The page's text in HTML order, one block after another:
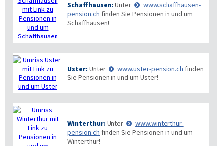
Schaffhausen: Unter
www.schaffhausen-
pension.ch finden Sie Pensionen in und um
Schaffhausen!
Uster: Unter www.uster-pension.ch finden
Sie Pensionen in und um Uster!
Winterthur: Unter
www.winterthur-
pension.ch finden Sie Pensionen in und um
Winterthur!